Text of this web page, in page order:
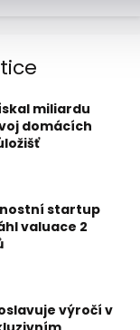
miliardu
domácích
startup
valuace 2
výročí v